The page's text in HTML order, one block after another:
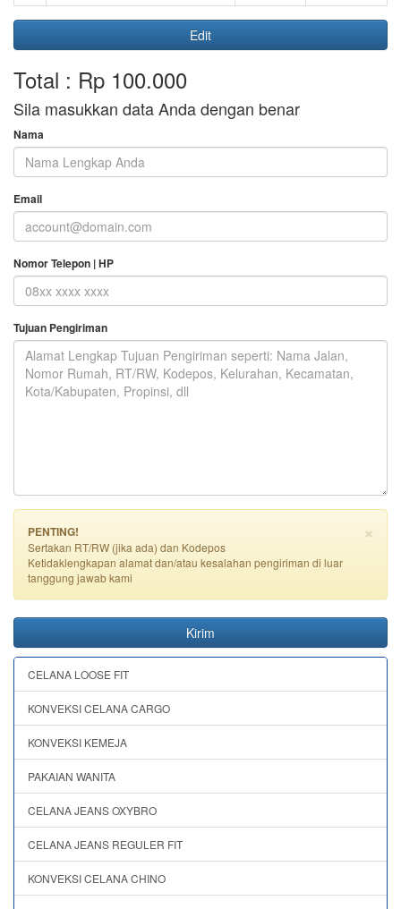
Edit
Total : Rp 100.000
Sila masukkan data Anda dengan benar
Nama
Email
Nomor Telepon | HP
Tujuan Pengiriman
×
PENTING!
Sertakan RT/RW (jika ada) dan Kodepos
Ketidaklengkapan alamat dan/atau kesalahan pengiriman di luar
tanggung jawab kami
Kirim
CELANA LOOSE FIT
KONVEKSI CELANA CARGO
KONVEKSI KEMEJA
PAKAIAN WANITA
CELANA JEANS OXYBRO
CELANA JEANS REGULER FIT
KONVEKSI CELANA CHINO